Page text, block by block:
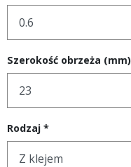
Szerokość obrzeża (mm)
Rodzaj *